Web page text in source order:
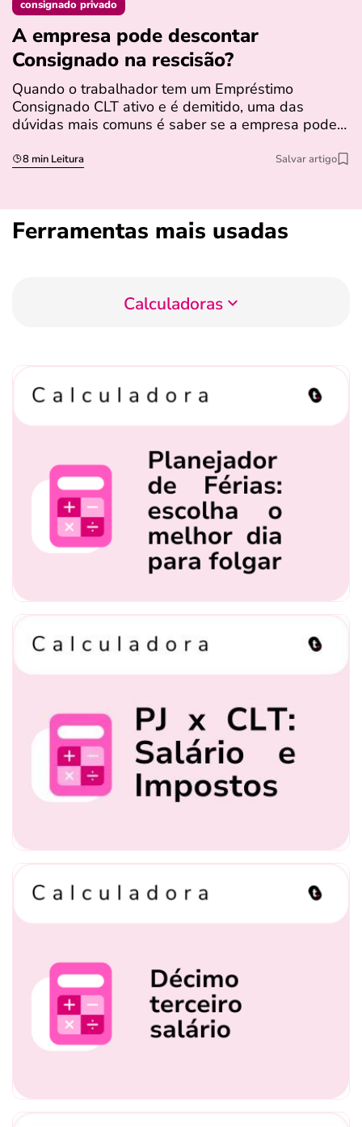
consignado privado
A empresa pode descontar
Consignado na rescisão​?
Quando o trabalhador tem um Empréstimo
Consignado CLT ativo e é demitido, uma das
dúvidas mais comuns é saber se a empresa pode…
8 min Leitura Salvar artigo
Ferramentas mais usadas
Calculadoras